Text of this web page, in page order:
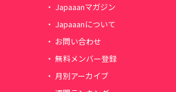
Japaaanマガジン
Japaaanについて
お問い合わせ
無料メンバー登録
月別アーカイブ